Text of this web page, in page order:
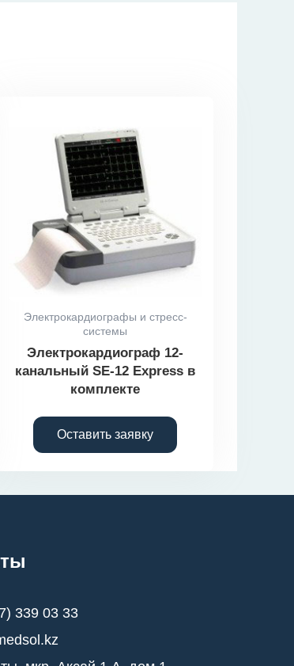
Электрокардиографы и стресс-
системы
Электрокардиограф 12-
канальный SE-12 Express в
комплекте
Оставить заявку
339 03 33